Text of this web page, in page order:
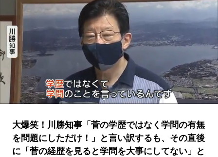
大爆笑！川勝知事「菅の学歴ではなく学問の有無
を問題にしただけ！」と言い訳するも、その直後
に「菅の経歴を見ると学問を大事にしてない」と